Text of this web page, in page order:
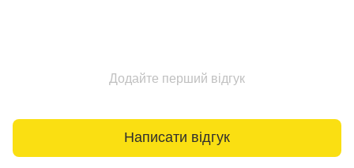
Додайте перший відгук
Написати відгук